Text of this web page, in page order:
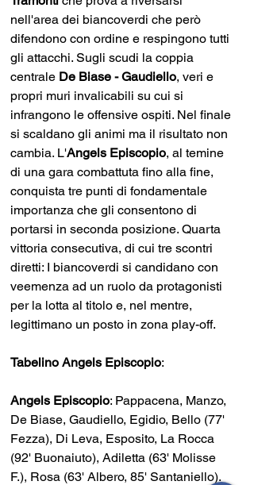
nell'area dei biancoverdi che però
difendono con ordine e respingono tutti
gli attacchi. Sugli scudi la coppia
centrale De Biase - Gaudiello, veri e
propri muri invalicabili su cui si
infrangono le offensive ospiti. Nel finale
si scaldano gli animi ma il risultato non
cambia. L'Angels Episcopio, al temine
di una gara combattuta fino alla fine,
conquista tre punti di fondamentale
importanza che gli consentono di
portarsi in seconda posizione. Quarta
vittoria consecutiva, di cui tre scontri
diretti: I biancoverdi si candidano con
veemenza ad un ruolo da protagonisti
per la lotta al titolo e, nel mentre,
legittimano un posto in zona play-off.
Tabelino Angels Episcopio:
Angels Episcopio: Pappacena, Manzo,
De Biase, Gaudiello, Egidio, Bello (77'
Fezza), Di Leva, Esposito, La Rocca
(92' Buonaiuto), Adiletta (63' Molisse
F.), Rosa (63' Albero, 85' Santaniello).